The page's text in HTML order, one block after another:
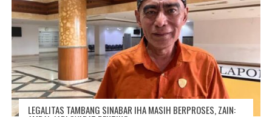
LEGALITAS TAMBANG SINABAR IHA MASIH BERPROSES, ZAIN: